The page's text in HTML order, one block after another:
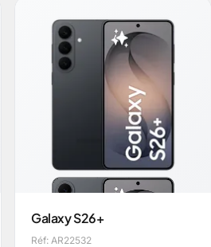
Galaxy S26+
Réf: AR22532